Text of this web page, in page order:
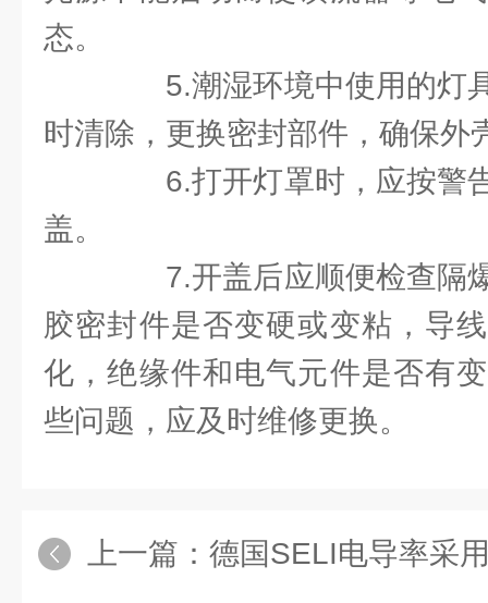
态。
5.潮湿环境中使用的灯
时清除，更换密封部件，确保外
6.打开灯罩时，应按警
盖。
7.开盖后应顺便检查隔
胶密封件是否变硬或变粘，导
化，绝缘件和电气元件是否有
些问题，应及时维修更换。
上一篇： 德国SELI电导率采用精密